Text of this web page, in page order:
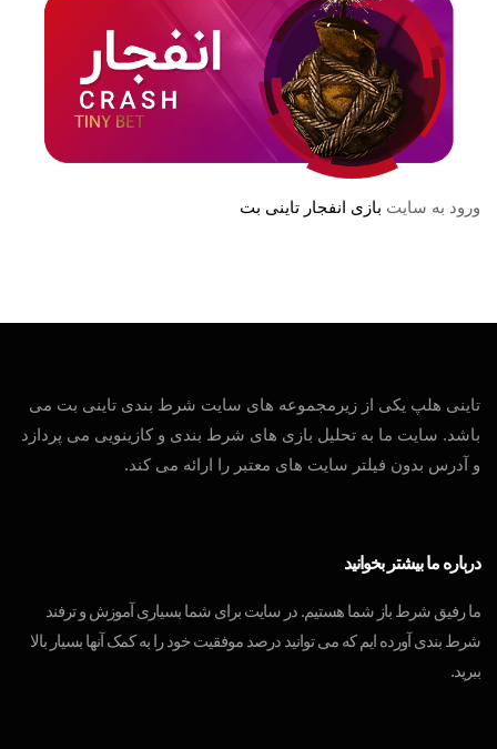
ورود به سایت بازی انفجار تاینی بت
تاینی هلپ یکی از زیرمجموعه های سایت شرط بندی تاینی بت می
باشد. سایت ما به تحلیل بازی های شرط بندی و کازینویی می پردازد
و آدرس بدون فیلتر سایت های معتبر را ارائه می کند.
درباره ما بیشتر بخوانید
ما رفیق شرط باز شما هستیم. در سایت برای شما بسیاری آموزش و ترفند
شرط بندی آورده ایم که می توانید درصد موفقیت خود را به کمک آنها بسیار بالا
ببرید.